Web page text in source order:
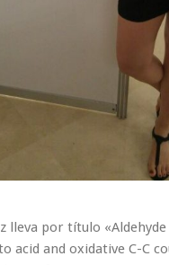
lleva por título
acid and oxidative C-C